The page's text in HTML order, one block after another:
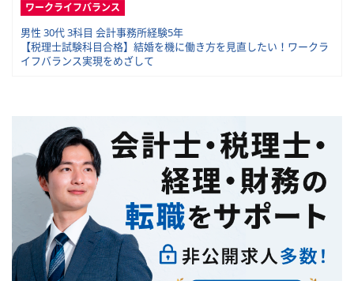
ワークライフバランス
男性 30代 3科目 会計事務所経験5年
【税理士試験科目合格】結婚を機に働き方を見直したい！ワークラ
イフバランス実現をめざして